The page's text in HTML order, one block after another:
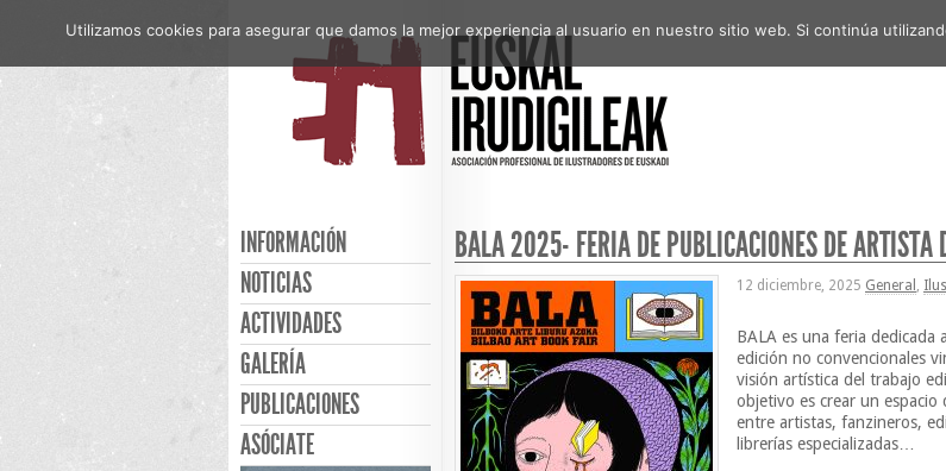
INFORMACIÓN
NOTICIAS
ACTIVIDADES
GALERÍA
PUBLICACIONES
ASÓCIATE
BALA 2025- FERIA DE PUBLICACIONES DE ARTISTA
12 diciembre, 2025 General ,
BALA es una feria dedicada
edición no convencionales
visión artística del trabajo
objetivo es crear un espacio
entre artistas, fanzineros,
librerías especializadas…
Utilizamos cookies para asegurar que damos la mejor experiencia al usuario en nuestro sitio web. Si continúa